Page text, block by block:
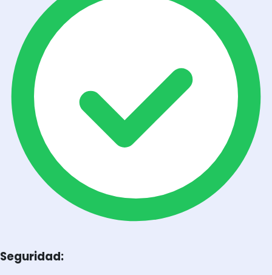
Seguridad: